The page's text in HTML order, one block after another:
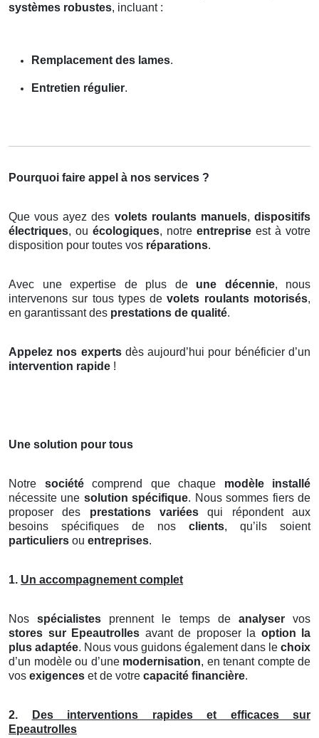
systèmes robustes, incluant :
Remplacement des lames.
Entretien régulier.
Pourquoi faire appel à nos services ?
Que vous ayez des volets roulants manuels,dispositifs
électriques, ou écologiques, notre entreprise est à votre
disposition pour toutes vos réparations.
Avec une expertise de plus de une décennie, nous
intervenons sur tous types devolets roulants motorisés,
en garantissant des prestations de qualité.
Appelez nos expertsdès aujourd’hui pour bénéficier d’un
intervention rapide !
Une solution pour tous
Notre sociétécomprend que chaque modèle installé
nécessite une solution spécifique. Nous sommes fiers de
proposer des prestations variées qui répondent aux
besoins spécifiques de nos clients, qu’ils soient
particuliers ou entreprises.
1. Un accompagnement complet
Nosspécialistes prennent le temps de analyservos
stores sur Epeautrolles avant de proposer la option la
plus adaptée. Nous vous guidons également dans le choix
d’un modèle ou d’une modernisation, en tenant compte de
vos exigences et de votre capacité financière.
2.
Des interventions rapides et efficaces sur
Epeautrolles